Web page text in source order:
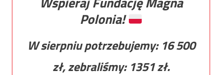
Polonia!
W sierpniu potrzebujemy: 16 500
zł, zebraliśmy: 1351zł.